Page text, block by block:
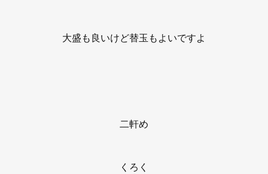
大盛も良いけど替玉もよいですよ
二軒め
くろく